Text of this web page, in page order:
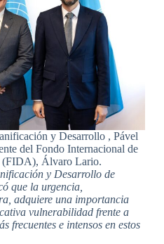
y Desarrollo , Pável
del Fondo Internacional de
(FIDA), Álvaro Lario.
y Desarrollo de
que la urgencia,
adquiere una importancia
vulnerabilidad frente a
frecuentes e intensos en estos